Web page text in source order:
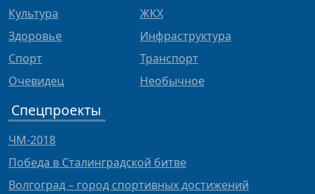
Культура
Здоровье
Спорт
Очевидец
ЖКХ
Инфраструктура
Транспорт
Необычное
Спецпроекты
ЧМ-2018
Победа в Сталинградской битве
Волгоград – город спортивных достижений